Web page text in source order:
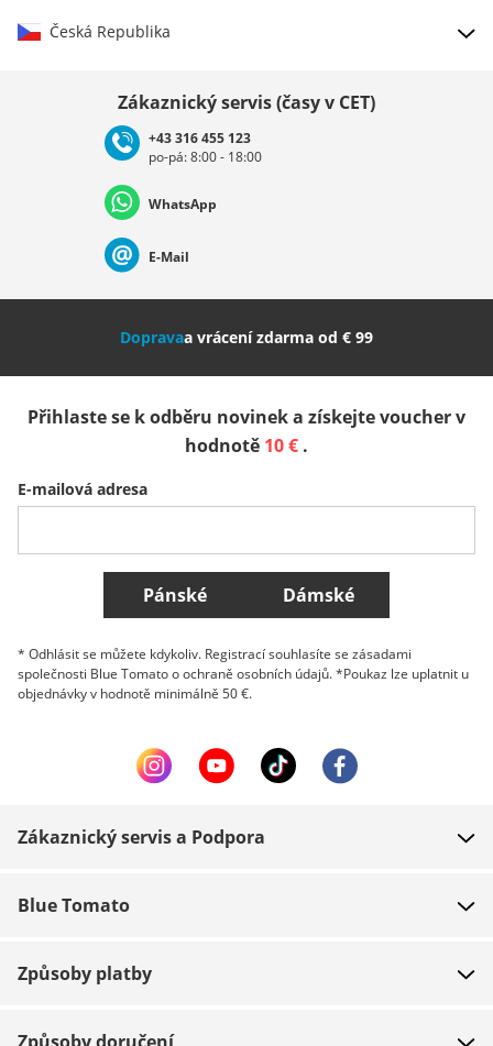
Česká Republika
Deutschland Österreich
Nederland Italia (Italiano) Italien (Deutsch)
Slovenija
Belgique (Français) Danmark Norge
Všechny země
Zákaznický servis (časy v CET)
+43 316 455 123
po-pá: 8:00 - 18:00
WhatsApp
E-Mail
Dopravaa vrácení zdarma od € 99
Přihlaste se k odběru novinek a získejte voucher v
hodnotě 10 € .
E-mailová adresa
Pánské Dámské
* Odhlásit se můžete kdykoliv. Registrací souhlasíte se zásadami
společnosti Blue Tomato o ochraně osobních údajů. *Poukaz lze uplatnit u
objednávky v hodnotě minimálně 50 €.
Zákaznický servis a Podpora
Platba
Navrácení zboží
Blue Tomato
Práce
Způsoby platby